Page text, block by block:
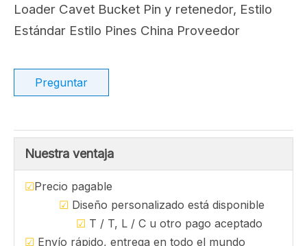
Compartir con:
Pin de repuesto estilo
Hitachi TE08790
Tata Hitachi Pines & Cerrads, Pines Adaptador
de punta, Pin lateral para Hitachi Excavator
Dientes del cubo, Hitachi Estilo Fiat Backhoe
Loader Cavet Bucket Pin y retenedor, Estilo
Estándar Estilo Pines China Proveedor